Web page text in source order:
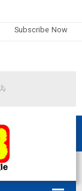
Subscribe Now